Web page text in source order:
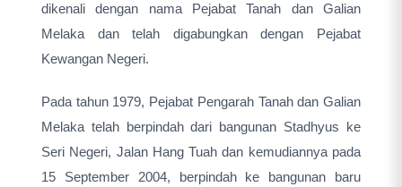
dikenali dengan nama Pejabat Tanah dan Galian
Melaka dan telah digabungkan dengan Pejabat
Kewangan Negeri.
Pada tahun 1979, Pejabat Pengarah Tanah dan Galian
Melaka telah berpindah dari bangunan Stadhyus ke
Seri Negeri, Jalan Hang Tuah dan kemudiannya pada
15 September 2004, berpindah ke bangunan baru